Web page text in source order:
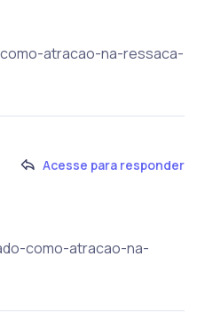
atracao-na-ressaca-
Acesse para responder
como-atracao-na-